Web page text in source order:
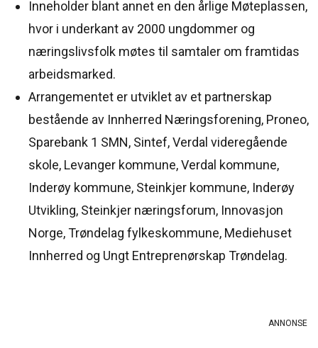
Inneholder blant annet en den årlige Møteplassen,
hvor i underkant av 2000 ungdommer og
næringslivsfolk møtes til samtaler om framtidas
arbeidsmarked.
Arrangementet er utviklet av et partnerskap
bestående av Innherred Næringsforening, Proneo,
Sparebank 1 SMN, Sintef, Verdal videregående
skole, Levanger kommune, Verdal kommune,
Inderøy kommune, Steinkjer kommune, Inderøy
Utvikling, Steinkjer næringsforum, Innovasjon
Norge, Trøndelag fylkeskommune, Mediehuset
Innherred og Ungt Entreprenørskap Trøndelag.